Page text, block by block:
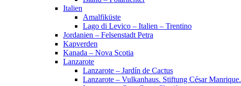
Italien
Amalfiküste
Lago di Levico – Italien – Trentino
Jordanien – Felsenstadt Petra
Kapverden
Kanada – Nova Scotia
Lanzarote
Lanzarote – Jardín de Cactus
Lanzarote – Vulkanhaus. Stiftung César Manrique.